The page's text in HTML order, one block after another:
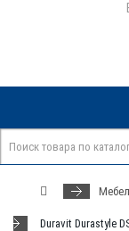
Duravit Durastyle DS6885L2121